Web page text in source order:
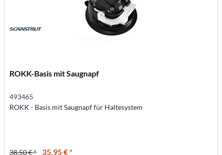
ROKK-Basis mit Saugnapf
493465
ROKK - Basis mit Saugnapf für Haltesystem
38,50 € * 35,95 € *